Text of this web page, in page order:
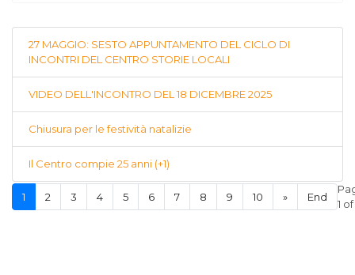
27 MAGGIO: SESTO APPUNTAMENTO DEL CICLO DI
INCONTRI DEL CENTRO STORIE LOCALI
VIDEO DELL'INCONTRO DEL 18 DICEMBRE 2025
Chiusura per le festività natalizie
Il Centro compie 25 anni (+1)
1 2 3 4 5 6 7 8 9 10 » End
1 of